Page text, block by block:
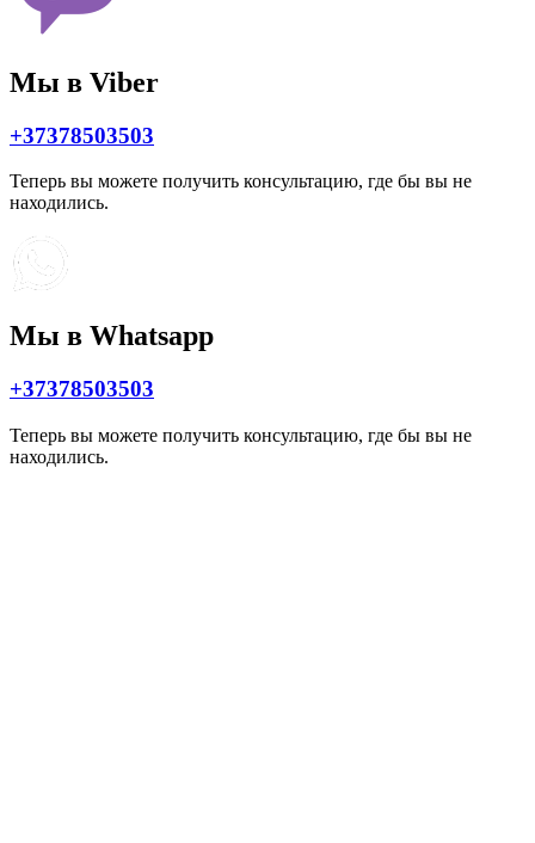
Мы в Viber
+37378503503
Теперь вы можете получить консультацию, где бы вы не
находились.
Мы в Whatsapp
+37378503503
Теперь вы можете получить консультацию, где бы вы не
находились.